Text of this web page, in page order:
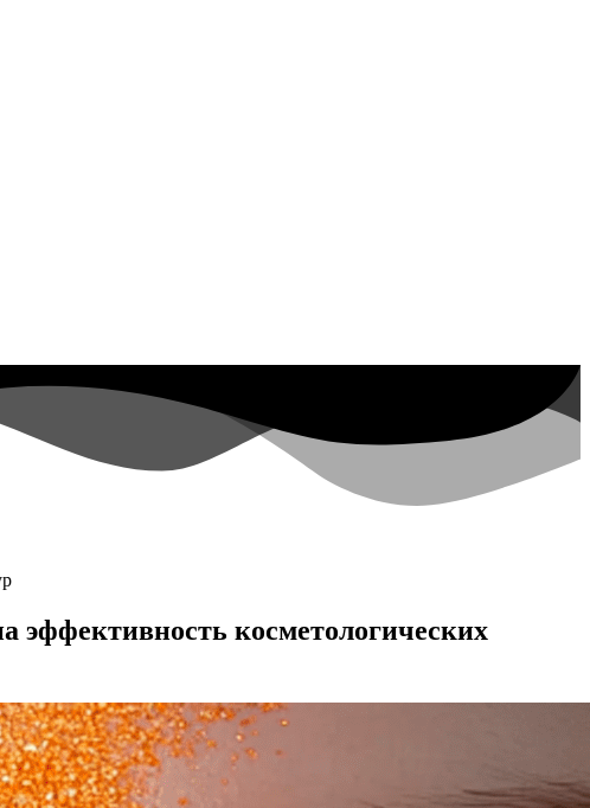
эффективность косметологических